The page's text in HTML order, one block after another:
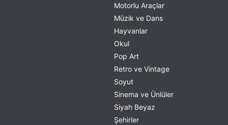
Motorlu Araçlar
Müzik ve Dans
Hayvanlar
Okul
Pop Art
Retro ve Vintage
Soyut
Sinema ve Ünlüler
Siyah Beyaz
Şehirler